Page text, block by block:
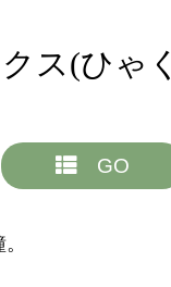
ス(ひゃ
GO